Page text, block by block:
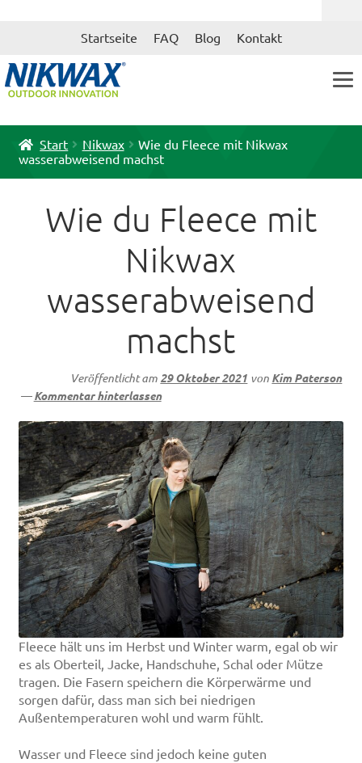
Navigation
Zum
Startseite FAQ Blog Kontakt
Start Nikwax
Wie du Fleece mit Nikwax
wasserabweisend machst
Veröffentlicht am 29 Oktober 2021 von Kim Paterson
—Kommentar hinterlassen
Wie du Fleece mit
Nikwax
wasserabweisend
machst
Fleece hält uns im Herbst und Winter warm, egal ob wir
es als Oberteil, Jacke, Handschuhe, Schal oder Mütze
tragen. Die Fasern speichern die Körperwärme und
sorgen dafür, dass man sich bei niedrigen
Außentemperaturen wohl und warm fühlt.
Wasser und Fleece sind jedoch keine guten